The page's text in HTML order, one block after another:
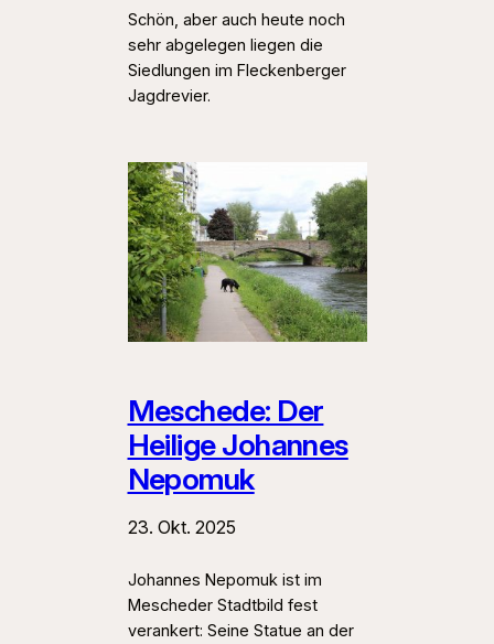
Schön, aber auch heute noch
sehr abgelegen liegen die
Siedlungen im Fleckenberger
Jagdrevier.
Meschede: Der
Heilige Johannes
Nepomuk
23. Okt. 2025
Johannes Nepomuk ist im
Mescheder Stadtbild fest
verankert: Seine Statue an der